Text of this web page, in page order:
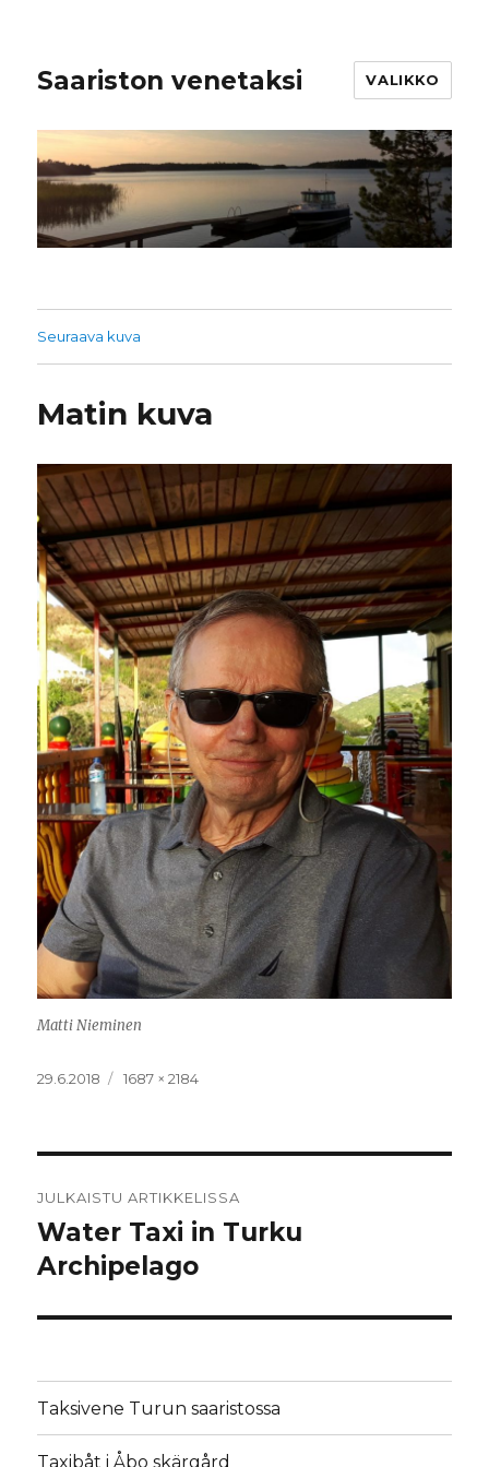
Saariston venetaksi VALIKKO
Seuraava kuva
Matin kuva
Matti Nieminen
Julkaistu
29.6.2018 Täysikokoinen
1687 × 2184
selaus
JULKAISTU ARTIKKELISSA
Water Taxi in Turku
Archipelago
Taksivene Turun saaristossa
Taxibåt i Åbo skärgård